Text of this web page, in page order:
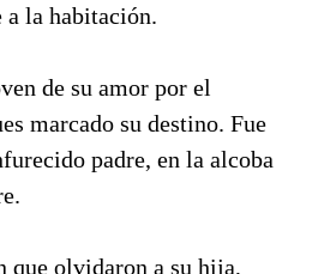
a la habitación.
de su amor por el
marcado su destino. Fue
padre, en la alcoba
que olvidaron a su hija,